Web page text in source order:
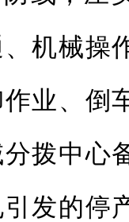
机械操
业、倒
拨中心
发的停